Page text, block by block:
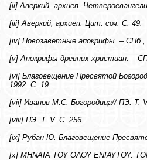
[ii] Аверкий, архиеп.
[iii] Аверкий, архиеп. Цит. соч. С. 49.
[iv] Новозаветные апокрифы. – СПб.,
[v] Апокрифы древних христиан. –
[vi] Благовещение Пресвятой
1992. С. 19.
[vii] Иванов М.С. Богородица// ПЭ. Т.
[viii] ПЭ. Т. V. С. 256.
[ix] Рубан Ю. Благовещение
[x] ΜΗΝΑΙΑ ΤΟΥ ΟΛΟΥ ΕΝΙΑΥΤΟΥ.